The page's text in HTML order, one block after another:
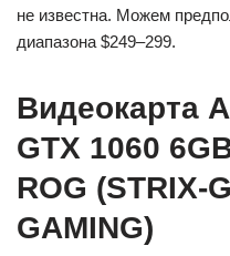
не известна. Можем
диапазона $249–299.
Видеокарта
GTX 1060
ROG (STRIX-
GAMING)